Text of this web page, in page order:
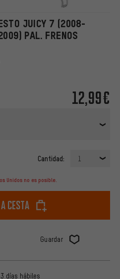
JUICY 7 (2008-
PAL. FRENOS
12,99€
Cantidad: 1
Unidos no es posible.
cesta
Guardar
días hábiles